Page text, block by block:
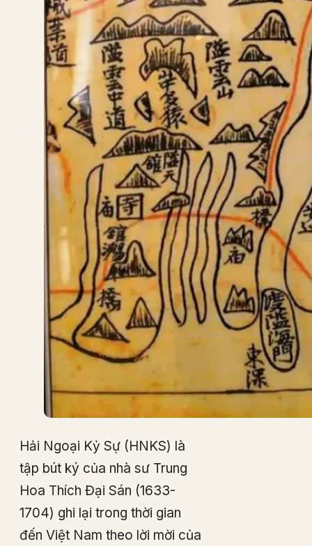
Hải Ngoại Kỷ Sự (HNKS) là
tập bút ký của nhà sư Trung
Hoa Thích Đại Sán (1633-
1704) ghi lại trong thời gian
đến Việt Nam theo lời mời của